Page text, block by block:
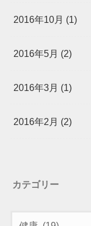
2016年10月 (1)
2016年5月 (2)
2016年3月 (1)
2016年2月 (2)
カテゴリー